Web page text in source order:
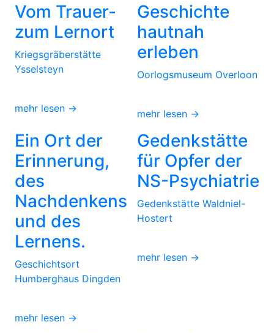
Vom Trauer-
zum Lernort
Kriegsgräberstätte
Ysselsteyn
mehr lesen →
Geschichte
hautnah
erleben
Oorlogsmuseum Overloon
mehr lesen →
Ein Ort der
Erinnerung,
des
Nachdenkens
und des
Lernens.
Geschichtsort
Humberghaus Dingden
mehr lesen →
Gedenkstätte
für Opfer der
NS-Psychiatrie
Gedenkstätte Waldniel-
Hostert
mehr lesen →